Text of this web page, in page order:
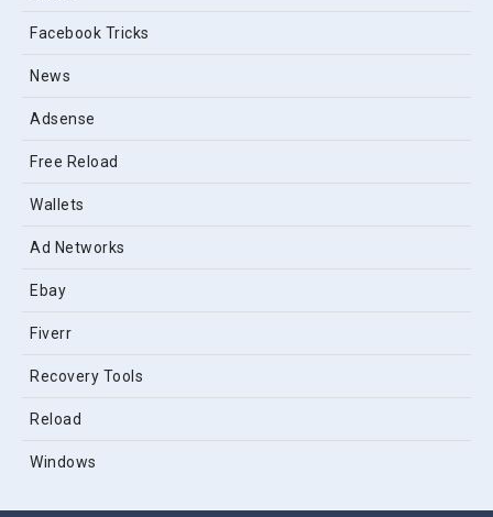
Facebook Tricks
News
Adsense
Free Reload
Wallets
Ad Networks
Ebay
Fiverr
Recovery Tools
Reload
Windows